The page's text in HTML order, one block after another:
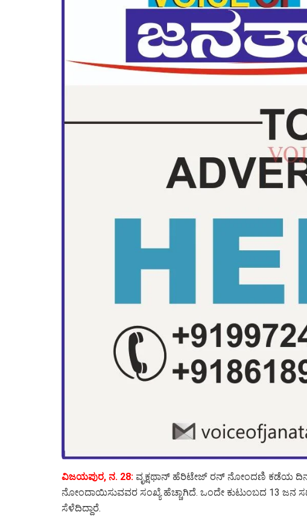
ವಿಜಯಪುರ, ನ. 28: ವೃಕ್ಷಥಾನ್ ಹೆರಿಟೇಜ್ ರನ್ ನೋಂದಣಿ ಕಡೆಯ ದಿನ
ನೋಂದಾಯಿಸುವವರ ಸಂಖ್ಯೆ ಹೆಚ್ಚಾಗಿದೆ. ಒಂದೇ ಕುಟುಂಬದ 13
ಸೆಳೆದಿದ್ದಾರೆ.